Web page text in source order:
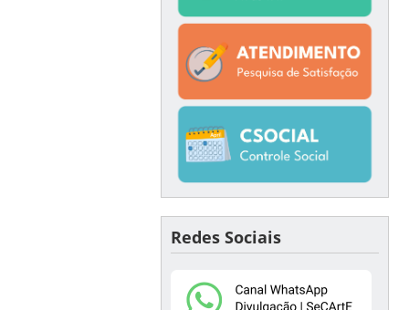
Redes Sociais